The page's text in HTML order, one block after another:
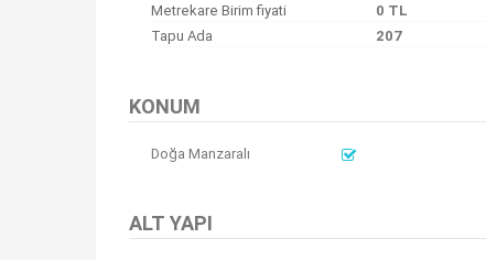
Metrekare Birim fiyati
0 TL
Tapu Ada
207
KONUM
Doğa Manzaralı
ALT YAPI